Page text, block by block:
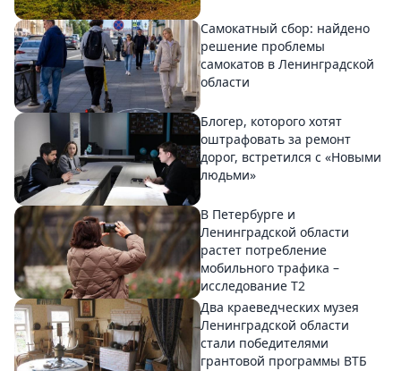
Самокатный сбор: найдено
решение проблемы
самокатов в Ленинградской
области
Блогер, которого хотят
оштрафовать за ремонт
дорог, встретился с «Новыми
людьми»
В Петербурге и
Ленинградской области
растет потребление
мобильного трафика –
исследование T2
Два краеведческих музея
Ленинградской области
стали победителями
грантовой программы ВТБ